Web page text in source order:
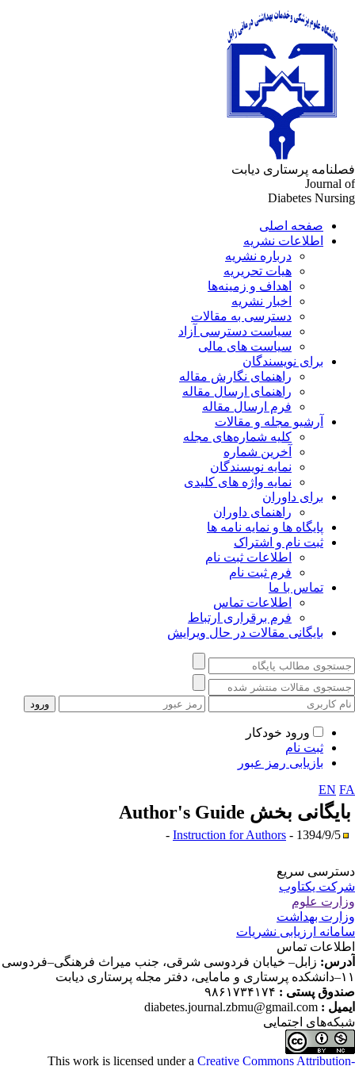
پرستاری دیابت
Journal
Diabetes
صفحه اصلی
اطلاعات نشریه
درباره نشریه
هیات تحریریه
اهداف و زمینه‌ها
اخبار نشریه
دسترسی به مقالات
سیاست دسترسی آزاد
سیاست های مالی
برای نویسندگان
راهنمای نگارش مقاله
راهنمای ارسال مقاله
فرم ارسال مقاله
آرشیو مجله و مقالات
کلیه شماره‌های مجله
آخرین شماره
نمایه نویسندگان
نمایه واژه های کلیدی
برای داوران
راهنمای داوران
پایگاه ها و نمایه نامه ها
ثبت نام و اشتراک
اطلاعات ثبت نام
فرم ثبت نام
تماس با ما
اطلاعات تماس
فرم برقراری ارتباط
بایگانی مقالات در حال ویرایش
ورود خودکار
ثبت نام
بازیابی رمز عبور
EN
بخشAuthor's Guide
Instruction for Authors - 1394/9/5 -
سریع
یکتاوب
علوم
بهداشت
ارزیابی نشریات
تماس
زابل– خیابان فردوسی شرقی، جنب میراث فرهنگی–فردوسی
پرستاری دیابت
پستی : ۹۸۶۱۷۳۴۱۷۴
:
diabetes.journal.zbmu@gmail.com
اجتمایی
This work is licensed under aCreative Commons